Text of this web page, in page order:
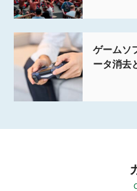
ゲームソ
ータ消去